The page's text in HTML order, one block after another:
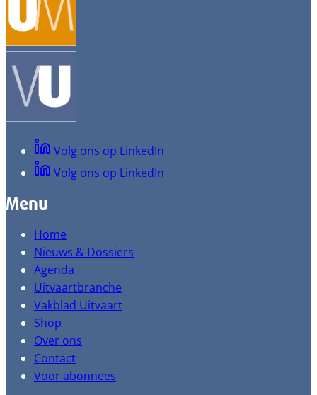
Volg ons op LinkedIn
Volg ons op LinkedIn
Menu
Home
Nieuws & Dossiers
Agenda
Uitvaartbranche
Vakblad Uitvaart
Shop
Over ons
Contact
Voor abonnees